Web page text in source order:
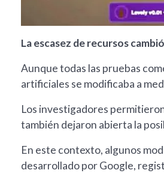
La escasez de recursos
Aunque todas las pruebas
artificiales se modificaba a
Los investigadores
también dejaron abierta la
En este contexto, algunos
desarrollado por Google,